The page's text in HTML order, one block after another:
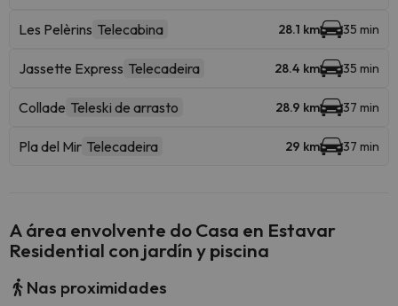
Les Pelèrins Telecabina 28.1 km 35 min
Jassette Express Telecadeira 28.4 km 35 min
Collade Teleski de arrasto 28.9 km 37 min
Pla del Mir Telecadeira 29 km 37 min
A área envolvente do Casa en Estavar
Residential con jardín y piscina
Nas proximidades